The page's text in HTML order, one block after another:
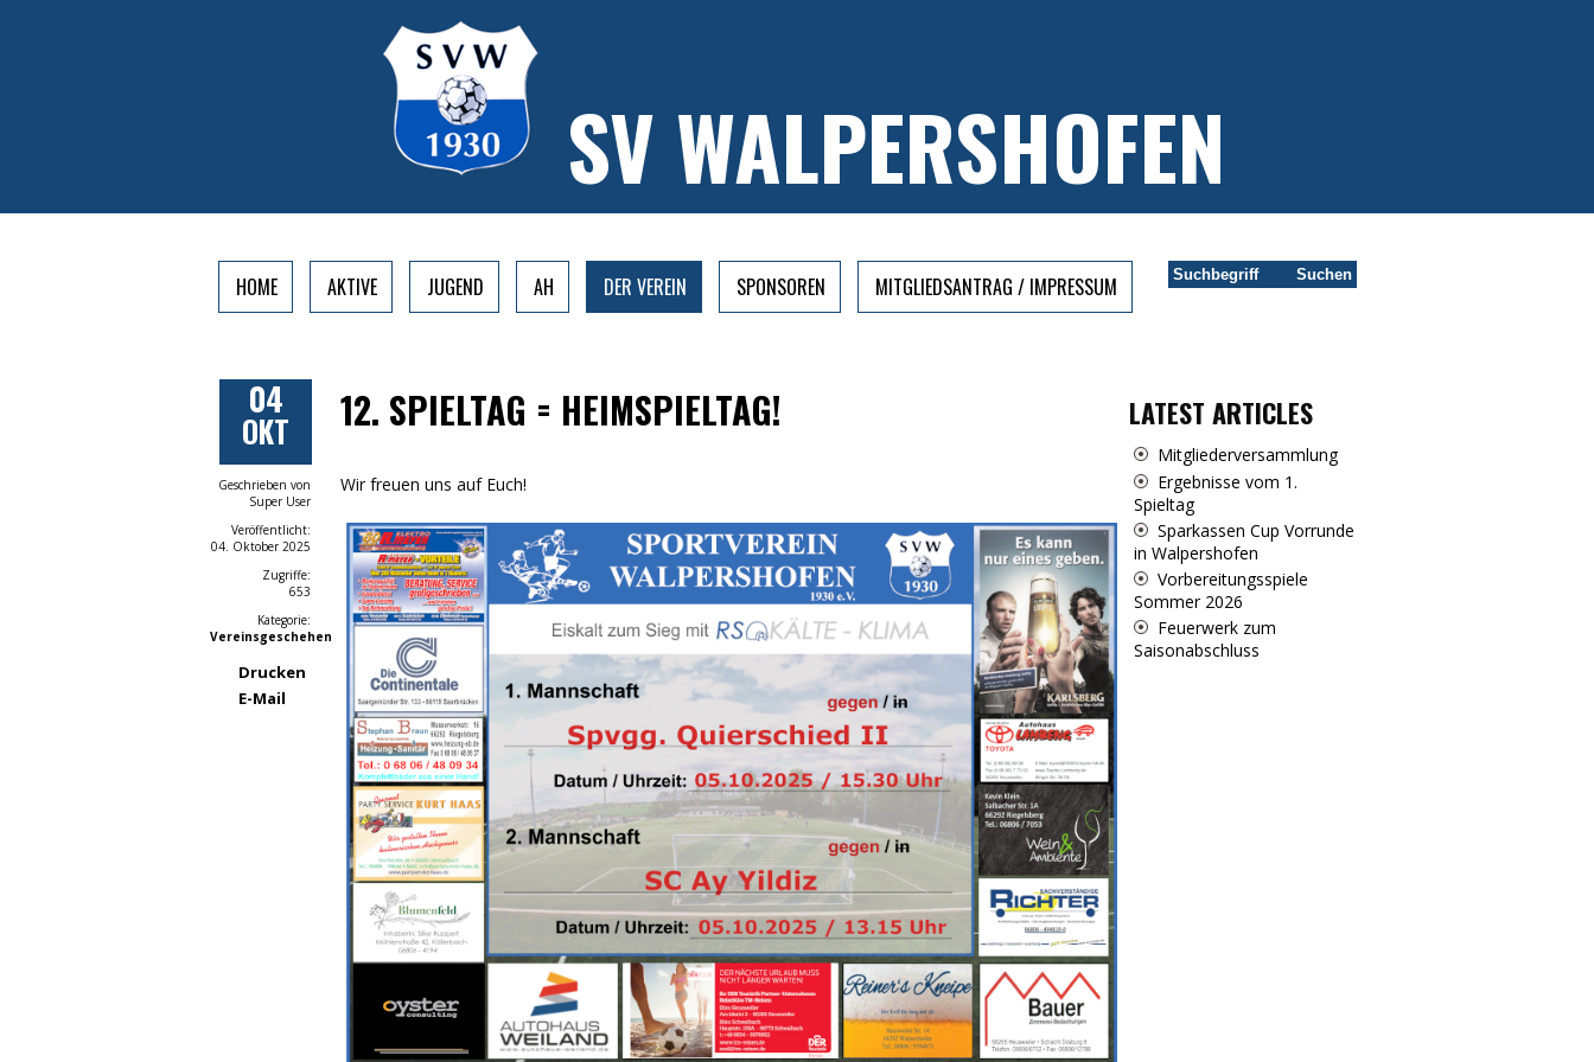
SV WALPERSHOFEN
HOME AKTIVE JUGEND AH DER VEREIN SPONSOREN MITGLIEDSANTRAG / IMPRESSUM
04
OKT
Geschrieben von
Super User
Veröffentlicht:
04. Oktober 2025
Zugriffe:
653
Kategorie:
Vereinsgeschehen
Drucken
E-Mail
12. SPIELTAG = HEIMSPIELTAG!
Wir freuen uns auf Euch!
LATEST ARTICLES
Mitgliederversammlung
Ergebnisse vom 1.
Spieltag
Sparkassen Cup Vorrunde
in Walpershofen
Vorbereitungsspiele
Sommer 2026
Feuerwerk zum
Saisonabschluss